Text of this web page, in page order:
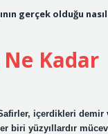
gerçek olduğu nasıl
Kadar
içerdikleri
biri yüzyıllardır